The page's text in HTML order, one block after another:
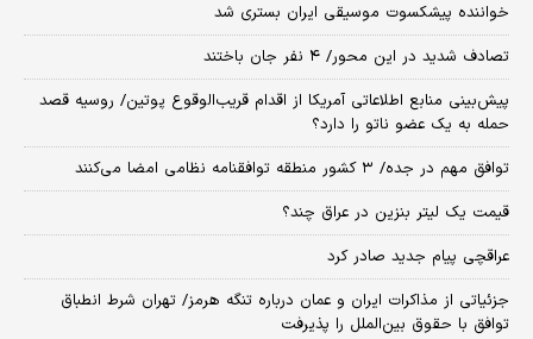
خواننده پیشکسوت موسیقی ایران بستری شد
تصادف شدید در این محور/ ۴ نفر جان باختند
پیش‌بینی منابع اطلاعاتی آمریکا از اقدام قریب‌الوقوع پوتین/ روسیه قصد
حمله به یک عضو ناتو را دارد؟
توافق مهم در جده/ ۳ کشور منطقه توافقنامه نظامی امضا می‌کنند
قیمت یک لیتر بنزین در عراق چند؟
عراقچی پیام جدید صادر کرد
جزئیاتی از مذاکرات ایران و عمان درباره تنگه هرمز/ تهران شرط انطباق
توافق با حقوق بین‌الملل را پذیرفت